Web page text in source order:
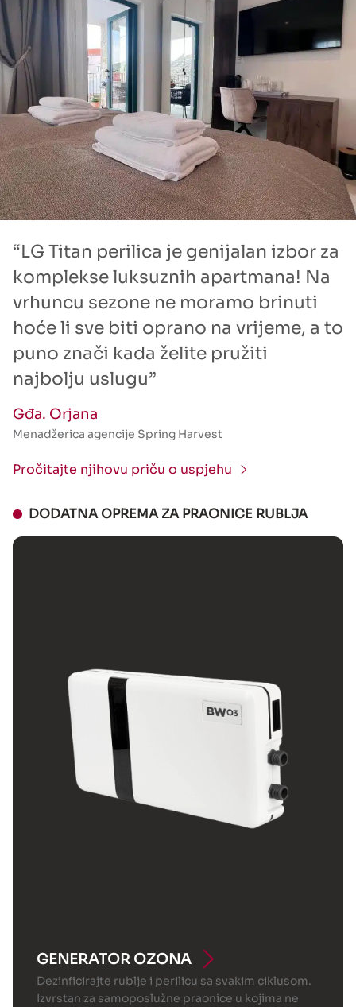
“LG Titan perilica je genijalan izbor za
komplekse luksuznih apartmana! Na
vrhuncu sezone ne moramo brinuti
hoće li sve biti oprano na vrijeme, a to
puno znači kada želite pružiti
najbolju uslugu”
Gđa. Orjana
Menadžerica agencije Spring Harvest
Pročitajte njihovu priču o uspjehu
DODATNA OPREMA ZA PRAONICE RUBLJA
GENERATOR OZONA
Dezinficirajte rublje i perilicu sa svakim ciklusom.
Izvrstan za samoposlužne praonice u kojima ne